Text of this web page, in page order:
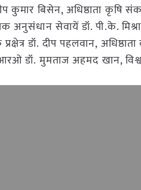
कुमार बिसेन, अधिष्ठाता कृषि
अनुसंधान सेवायें डॉ. पी.के.
डॉ. दीप पहलवान,
डॉ. मुमताज अहमद खान,